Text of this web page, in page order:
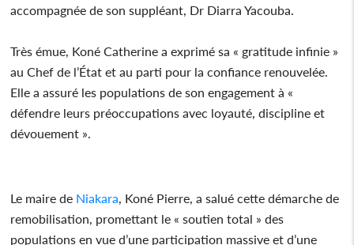
accompagnée de son suppléant, Dr Diarra Yacouba.
Très émue, Koné Catherine a exprimé sa « gratitude infinie »
au Chef de l’État et au parti pour la confiance renouvelée.
Elle a assuré les populations de son engagement à «
défendre leurs préoccupations avec loyauté, discipline et
dévouement ».
Le maire de Niakara, Koné Pierre, a salué cette démarche de
remobilisation, promettant le « soutien total » des
populations en vue d’une participation massive et d’une